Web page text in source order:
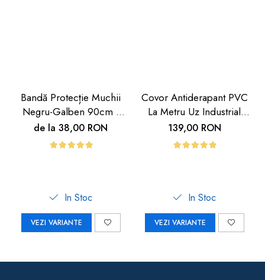
Bandă Protecție Muchii
Negru-Galben 90cm |
Carboysafety
de la 38,00 RON
In Stoc
VEZI VARIANTE
Covor Antiderapant PVC
La Metru Uz Industrial
Hoteluri | Carboysafety
139,00 RON
In Stoc
VEZI VARIANTE